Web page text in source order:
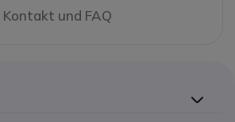
Kontakt und FAQ